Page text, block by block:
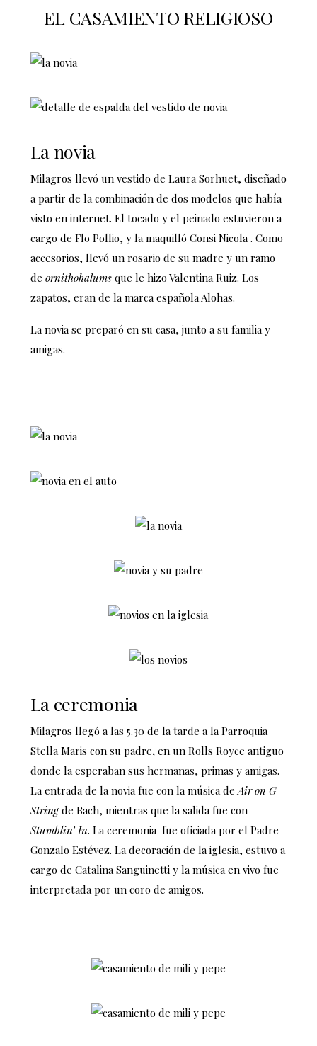
EL CASAMIENTO RELIGIOSO
La novia
Milagros llevó un vestido de Laura Sorhuet, diseñado
a partir de la combinación de dos modelos que había
visto en internet. El tocado y el peinado estuvieron a
cargo de Flo Pollio, y la maquilló Consi Nicola . Como
accesorios, llevó un rosario de su madre y un ramo
de ornithohalums que le hizo Valentina Ruiz. Los
zapatos, eran de la marca española Alohas.
La novia se preparó en su casa, junto a su familia y
amigas.
La ceremonia
Milagros llegó a las 5.30 de la tarde a la Parroquia
Stella Maris con su padre, en un Rolls Royce antiguo
donde la esperaban sus hermanas, primas y amigas.
La entrada de la novia fue con la música deAir on G
Stringde Bach, mientras que la salida fue con
Stumblin’ In. La ceremonia fue oficiada por el Padre
Gonzalo Estévez. La decoración de la iglesia, estuvo a
cargo de Catalina Sanguinetti y la música en vivo fue
interpretada por un coro de amigos.